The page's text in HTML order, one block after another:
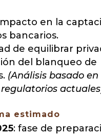
en la
bancarios.
de equilibrar
del blanqueo de
(Análisis basado en
estimado
: fase de